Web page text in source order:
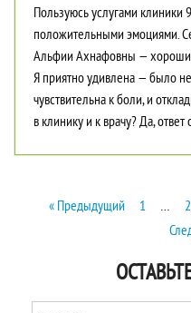
Пользуюсь услугами клиники
положительными эмоциями.
Альфии Ахнафовны —
Я приятно удивлена — было
чувствительна к боли, и
в клинику и к врачу? Да,
« Предыдущий 1